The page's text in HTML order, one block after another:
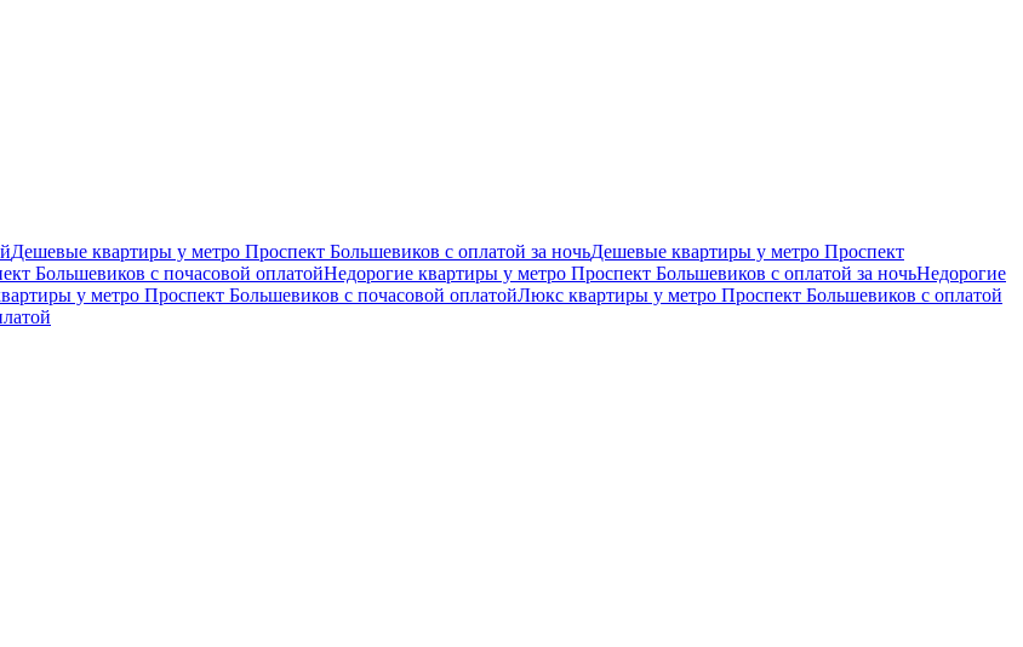
Дешевые квартиры у метро Проспект Большевиков с оплатой за ночьДешевые квартиры у метро Проспект
Большевиков c почасовой оплатойНедорогие квартиры у метро Проспект Большевиков с оплатой за ночьНедорогие
у метро Проспект Большевиков c почасовой оплатойЛюкс квартиры у метро Проспект Большевиков с оплатой